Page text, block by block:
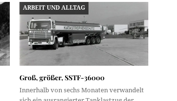
ARBEIT UND ALLTAG
Groß, größer, SSTF-36000
Innerhalb von sechs Monaten verwandelt